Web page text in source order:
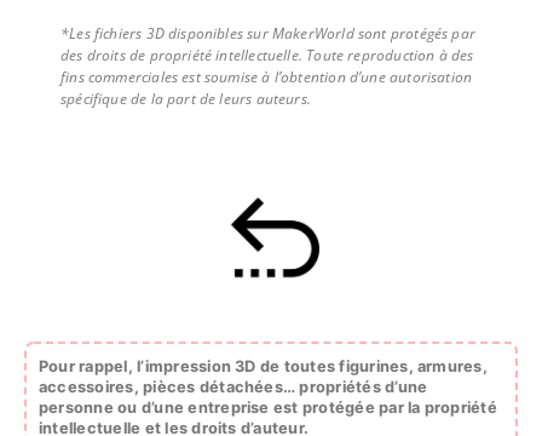
*Les fichiers 3D disponibles sur MakerWorld sont protégés par
des droits de propriété intellectuelle. Toute reproduction à des
fins commerciales est soumise à l’obtention d’une autorisation
spécifique de la part de leurs auteurs.
Pour rappel, l’impression 3D de toutes figurines, armures,
accessoires, pièces détachées…propriétés d’une
personne ou d’une entreprise est protégée par la propriété
intellectuelle et les droits d’auteur.